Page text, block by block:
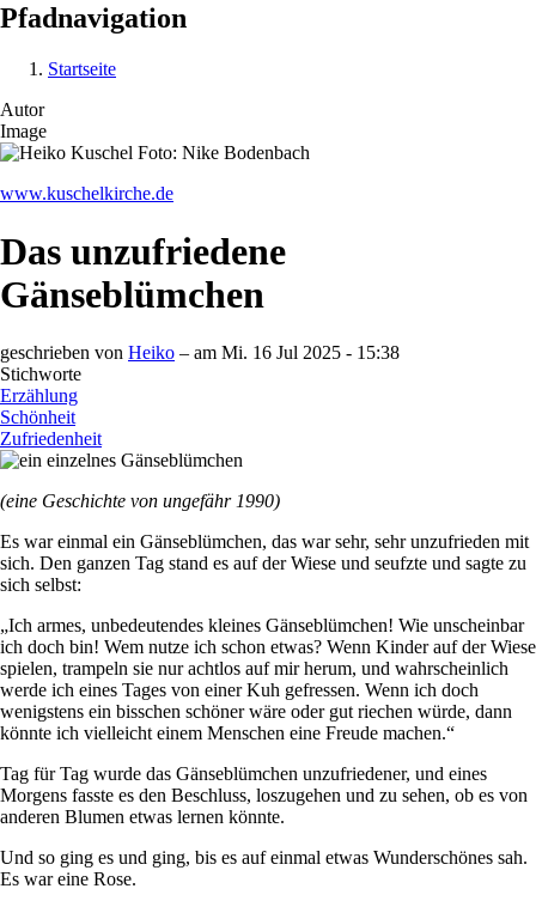
Pfadnavigation
Startseite
Autor
Image
www.kuschelkirche.de
Das unzufriedene
Gänseblümchen
geschrieben von Heiko – am Mi. 16 Jul 2025 - 15:38
Stichworte
Erzählung
Schönheit
Zufriedenheit
(eine Geschichte von ungefähr 1990)
Es war einmal ein Gänseblümchen, das war sehr, sehr unzufrieden mit
sich. Den ganzen Tag stand es auf der Wiese und seufzte und sagte zu
sich selbst:
„Ich armes, unbedeutendes kleines Gänseblümchen! Wie unscheinbar
ich doch bin! Wem nutze ich schon etwas? Wenn Kinder auf der Wiese
spielen, trampeln sie nur achtlos auf mir herum, und wahrscheinlich
werde ich eines Tages von einer Kuh gefressen. Wenn ich doch
wenigstens ein bisschen schöner wäre oder gut riechen würde, dann
könnte ich vielleicht einem Menschen eine Freude machen.“
Tag für Tag wurde das Gänseblümchen unzufriedener, und eines
Morgens fasste es den Beschluss, loszugehen und zu sehen, ob es von
anderen Blumen etwas lernen könnte.
Und so ging es und ging, bis es auf einmal etwas Wunderschönes sah.
Es war eine Rose.